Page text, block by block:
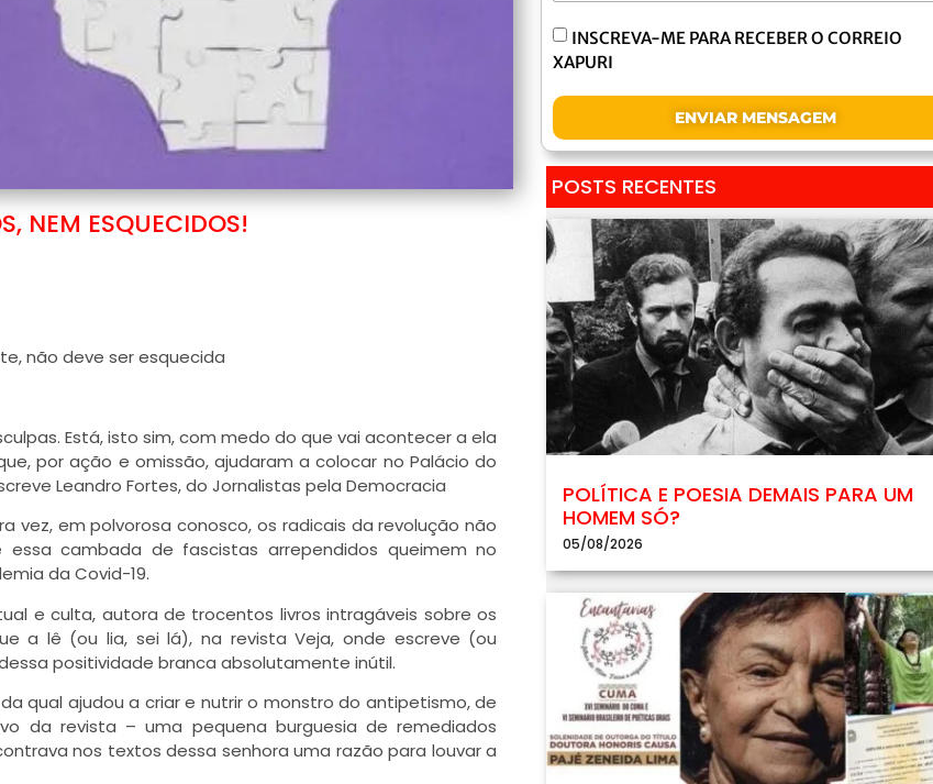
NEM ESQUECIDOS!
não deve ser esquecida
Está, isto sim, com medo do que vai acontecer a ela
por ação e omissão, ajudaram a colocar no Palácio do
Leandro Fortes, do Jornalistas pela Democracia
em polvorosa conosco, os radicais da revolução não
cambada de fascistas arrependidos queimem no
da Covid-19.
e culta, autora de trocentos livros intragáveis sobre os
a lê (ou lia, sei lá), na revista Veja, onde escreve (ou
positividade branca absolutamente inútil.
qual ajudou a criar e nutrir o monstro do antipetismo, de
da revista – uma pequena burguesia de remediados
nos textos dessa senhora uma razão para louvar a
INSCREVA-ME PARA RECEBER O CORREIO
XAPURI
ENVIAR MENSAGEM
POSTS RECENTES
POLÍTICA E POESIA DEMAIS PARA UM
HOMEM SÓ?
05/08/2026